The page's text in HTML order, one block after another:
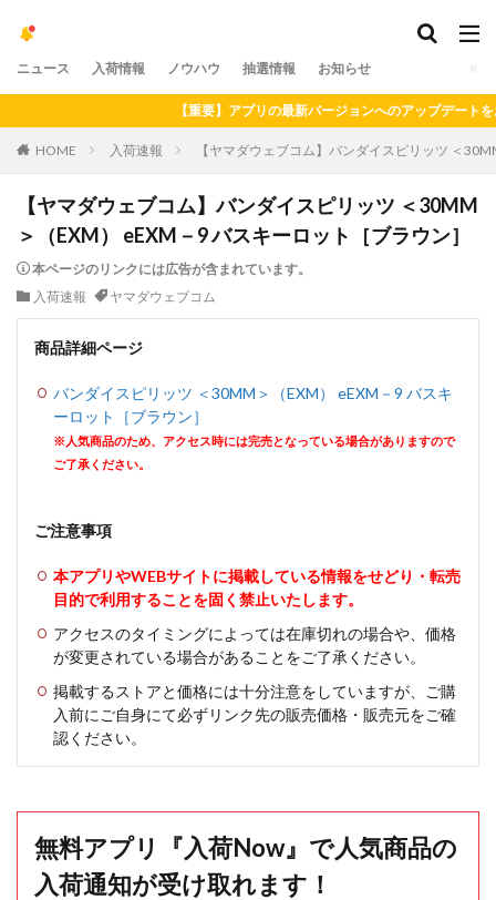
ニュース 入荷情報 ノウハウ 抽選情報 お知らせ
【重要】アプリの最新バージョンへのアップデートをお
HOME 入荷速報 【ヤマダウェブコム】バンダイスピリッツ ＜
【ヤマダウェブコム】バンダイスピリッツ ＜30MM
＞（EXM） eEXM－9 バスキーロット［ブラウン］
本ページのリンクには広告が含まれています。
入荷速報
ヤマダウェブコム
商品詳細ページ
バンダイスピリッツ ＜30MM＞（EXM） eEXM－9 バスキ
ーロット［ブラウン］
※人気商品のため、アクセス時には完売となっている場合がありますので
ご了承ください。
ご注意事項
本アプリやWEBサイトに掲載している情報をせどり・転売
目的で利用することを固く禁止いたします。
アクセスのタイミングによっては在庫切れの場合や、価格
が変更されている場合があることをご了承ください。
掲載するストアと価格には十分注意をしていますが、ご購
入前にご自身にて必ずリンク先の販売価格・販売元をご確
認ください。
無料アプリ『入荷Now』で人気商品の
入荷通知が受け取れます！